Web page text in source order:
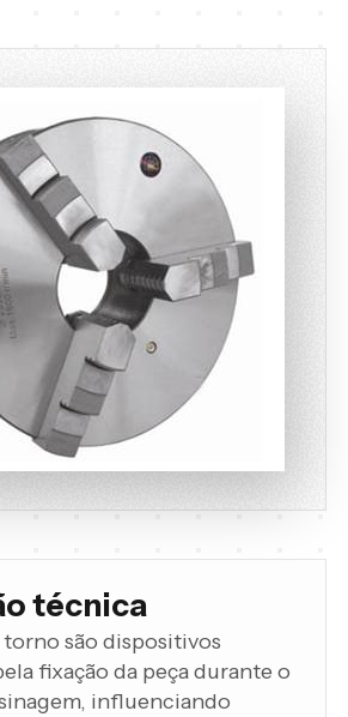
técnica
torno são dispositivos
fixação da peça durante o
influenciando